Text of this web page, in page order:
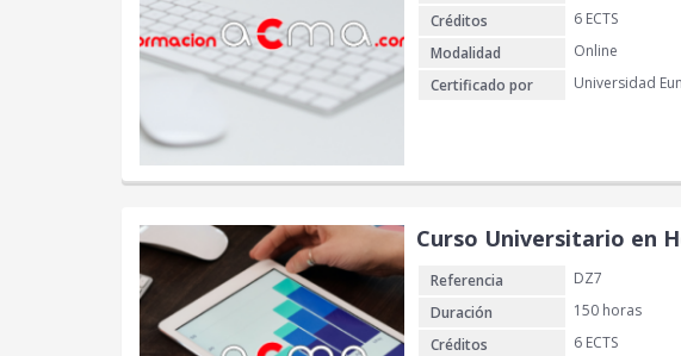
Créditos
6 ECTS
Modalidad
Online
Certificado por
Universidad
Curso Universitario en
Referencia
DZ7
Duración
150 horas
Créditos
6 ECTS